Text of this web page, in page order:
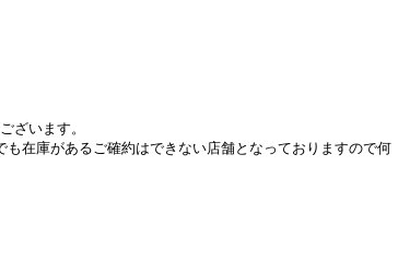
ざいます。
在庫があるご確約はできない店舗となっておりますので何